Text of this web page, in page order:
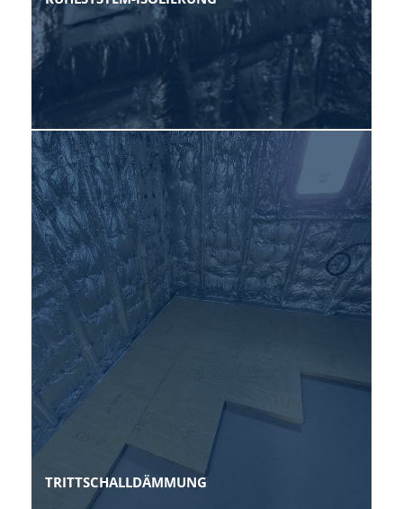
TRITTSCHALLDÄMMUNG